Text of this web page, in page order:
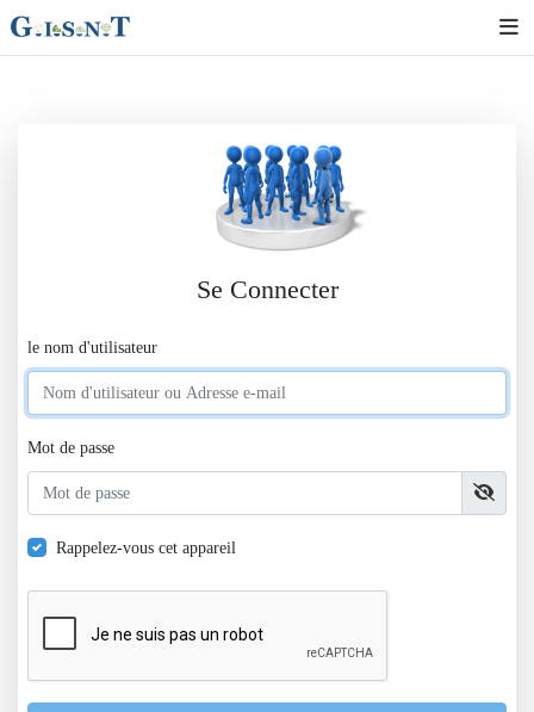
Se Connecter
le nom d'utilisateur
Mot de passe
Rappelez-vous cet appareil